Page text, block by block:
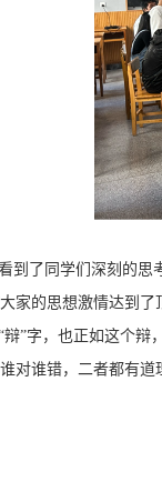
到了同学们深刻的思
家的思想激情达到了
”字，也正如这个辩
对谁错，二者都有